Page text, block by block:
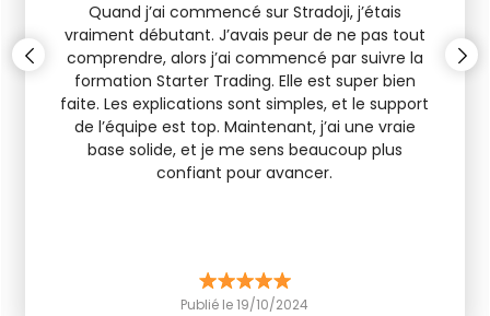
Quand j’ai commencé sur Stradoji, j’étais
vraiment débutant. J’avais peur de ne pas tout
comprendre, alors j’ai commencé par suivre la
formation Starter Trading. Elle est super bien
faite. Les explications sont simples, et le support
de l’équipe est top. Maintenant, j’ai une vraie
base solide, et je me sens beaucoup plus
confiant pour avancer.
Publié le 19/10/2024